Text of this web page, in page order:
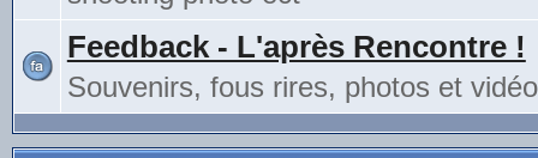
Feedback - L'après Rencontre !
Souvenirs, fous rires, photos et